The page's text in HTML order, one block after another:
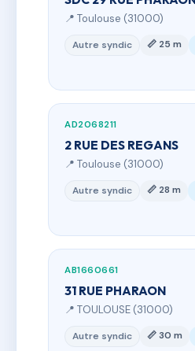
📍 Toulouse (31000)
Autre syndic 📏 25 m
AD2068211
2 RUE DES REGANS
📍 Toulouse (31000)
Autre syndic 📏 28 m
AB1660661
31 RUE PHARAON
📍 TOULOUSE (31000)
Autre syndic 📏 30 m